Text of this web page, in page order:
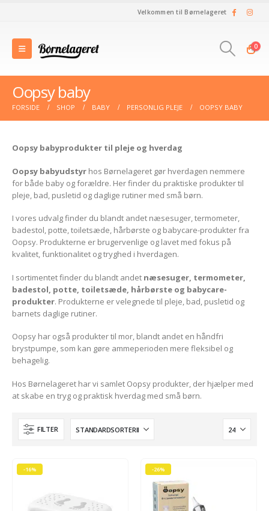
Velkommen til Børnelageret
0
Oopsy baby
FORSIDE SHOP BABY PERSONLIG PLEJE OOPSY BABY
Oopsy babyprodukter til pleje og hverdag
Oopsy babyudstyr hos Børnelageret gør hverdagen nemmere
for både baby og forældre. Her finder du praktiske produkter til
pleje, bad, pusletid og daglige rutiner med små børn.
I vores udvalg finder du blandt andet næsesuger, termometer,
badestol, potte, toiletsæde, hårbørste og babycare-produkter fra
Oopsy. Produkterne er brugervenlige og lavet med fokus på
kvalitet, funktionalitet og tryghed i hverdagen.
I sortimentet finder du blandt andet næsesuger, termometer,
badestol, potte, toiletsæde, hårbørste og babycare-
produkter. Produkterne er velegnede til pleje, bad, pusletid og
barnets daglige rutiner.
Oopsy har også produkter til mor, blandt andet en håndfri
brystpumpe, som kan gøre ammeperioden mere fleksibel og
behagelig.
Hos Børnelageret har vi samlet Oopsy produkter, der hjælper med
at skabe en tryg og praktisk hverdag med små børn.
FILTER
-16% -26%